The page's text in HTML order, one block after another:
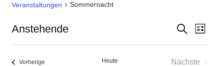
Veranstaltungen Sommernacht
Suche
Suche
Liste
Anstehende
Datum
Vorherige Heute
Nächste